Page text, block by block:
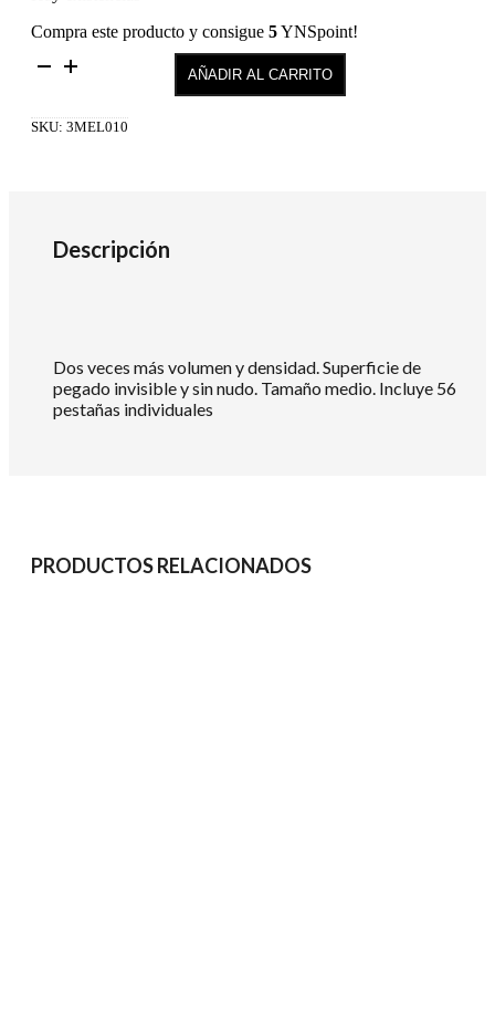
Compra este producto y consigue 5YNSpoint!
KNOT-
FLARE
AÑADIR AL CARRITO
SKU: 3MEL010
Descripción
Dos veces más volumen y densidad. Superficie de
pegado invisible y sin nudo. Tamaño medio. Incluye 56
pestañas individuales
PRODUCTOS RELACIONADOS